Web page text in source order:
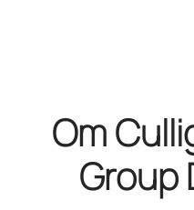
Om
Group